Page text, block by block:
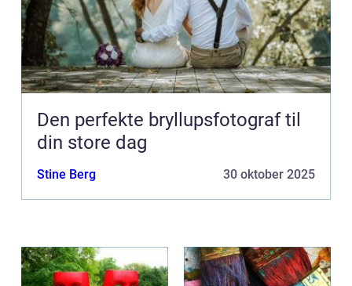
Den perfekte bryllupsfotograf til
din store dag
Stine Berg 30 oktober 2025